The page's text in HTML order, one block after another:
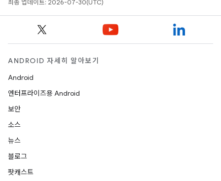
최종 업데이트: 2026-07-30(UTC)
ANDROID 자세히 알아보기
Android
엔터프라이즈용 Android
보안
소스
뉴스
블로그
팟캐스트